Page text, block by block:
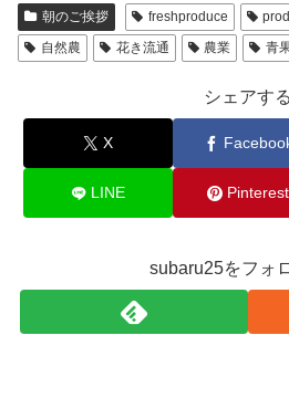
朝のご挨拶 freshproduce
自然農
花き流通 農業 青
シェアする
X
LINE Pinterest
subaru25をフォ